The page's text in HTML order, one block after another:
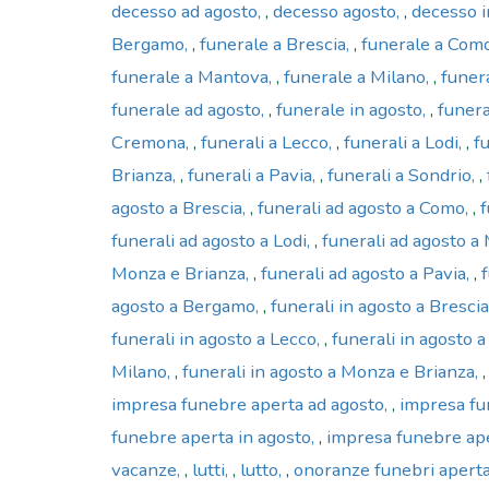
decesso ad agosto , decesso agosto , decesso
Bergamo , funerale a Brescia , funerale a
funerale a Mantova , funerale a Milano ,
funerale ad agosto , funerale in agosto ,
Cremona , funerali a Lecco , funerali a Lodi ,
Brianza , funerali a Pavia , funerali a Sondrio ,
agosto a Brescia , funerali ad agosto a Como ,
funerali ad agosto a Lodi , funerali ad agosto a
Monza e Brianza , funerali ad agosto a Pavia ,
agosto a Bergamo , funerali in agosto a Brescia
funerali in agosto a Lecco , funerali in agosto
Milano , funerali in agosto a Monza e Brianza ,
impresa funebre aperta ad agosto , impresa
funebre aperta in agosto , impresa funebre
vacanze , lutti , lutto , onoranze funebri